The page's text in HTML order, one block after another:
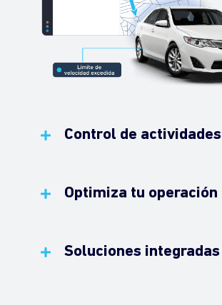
Control de actividades
Optimiza tu operación
Soluciones integradas